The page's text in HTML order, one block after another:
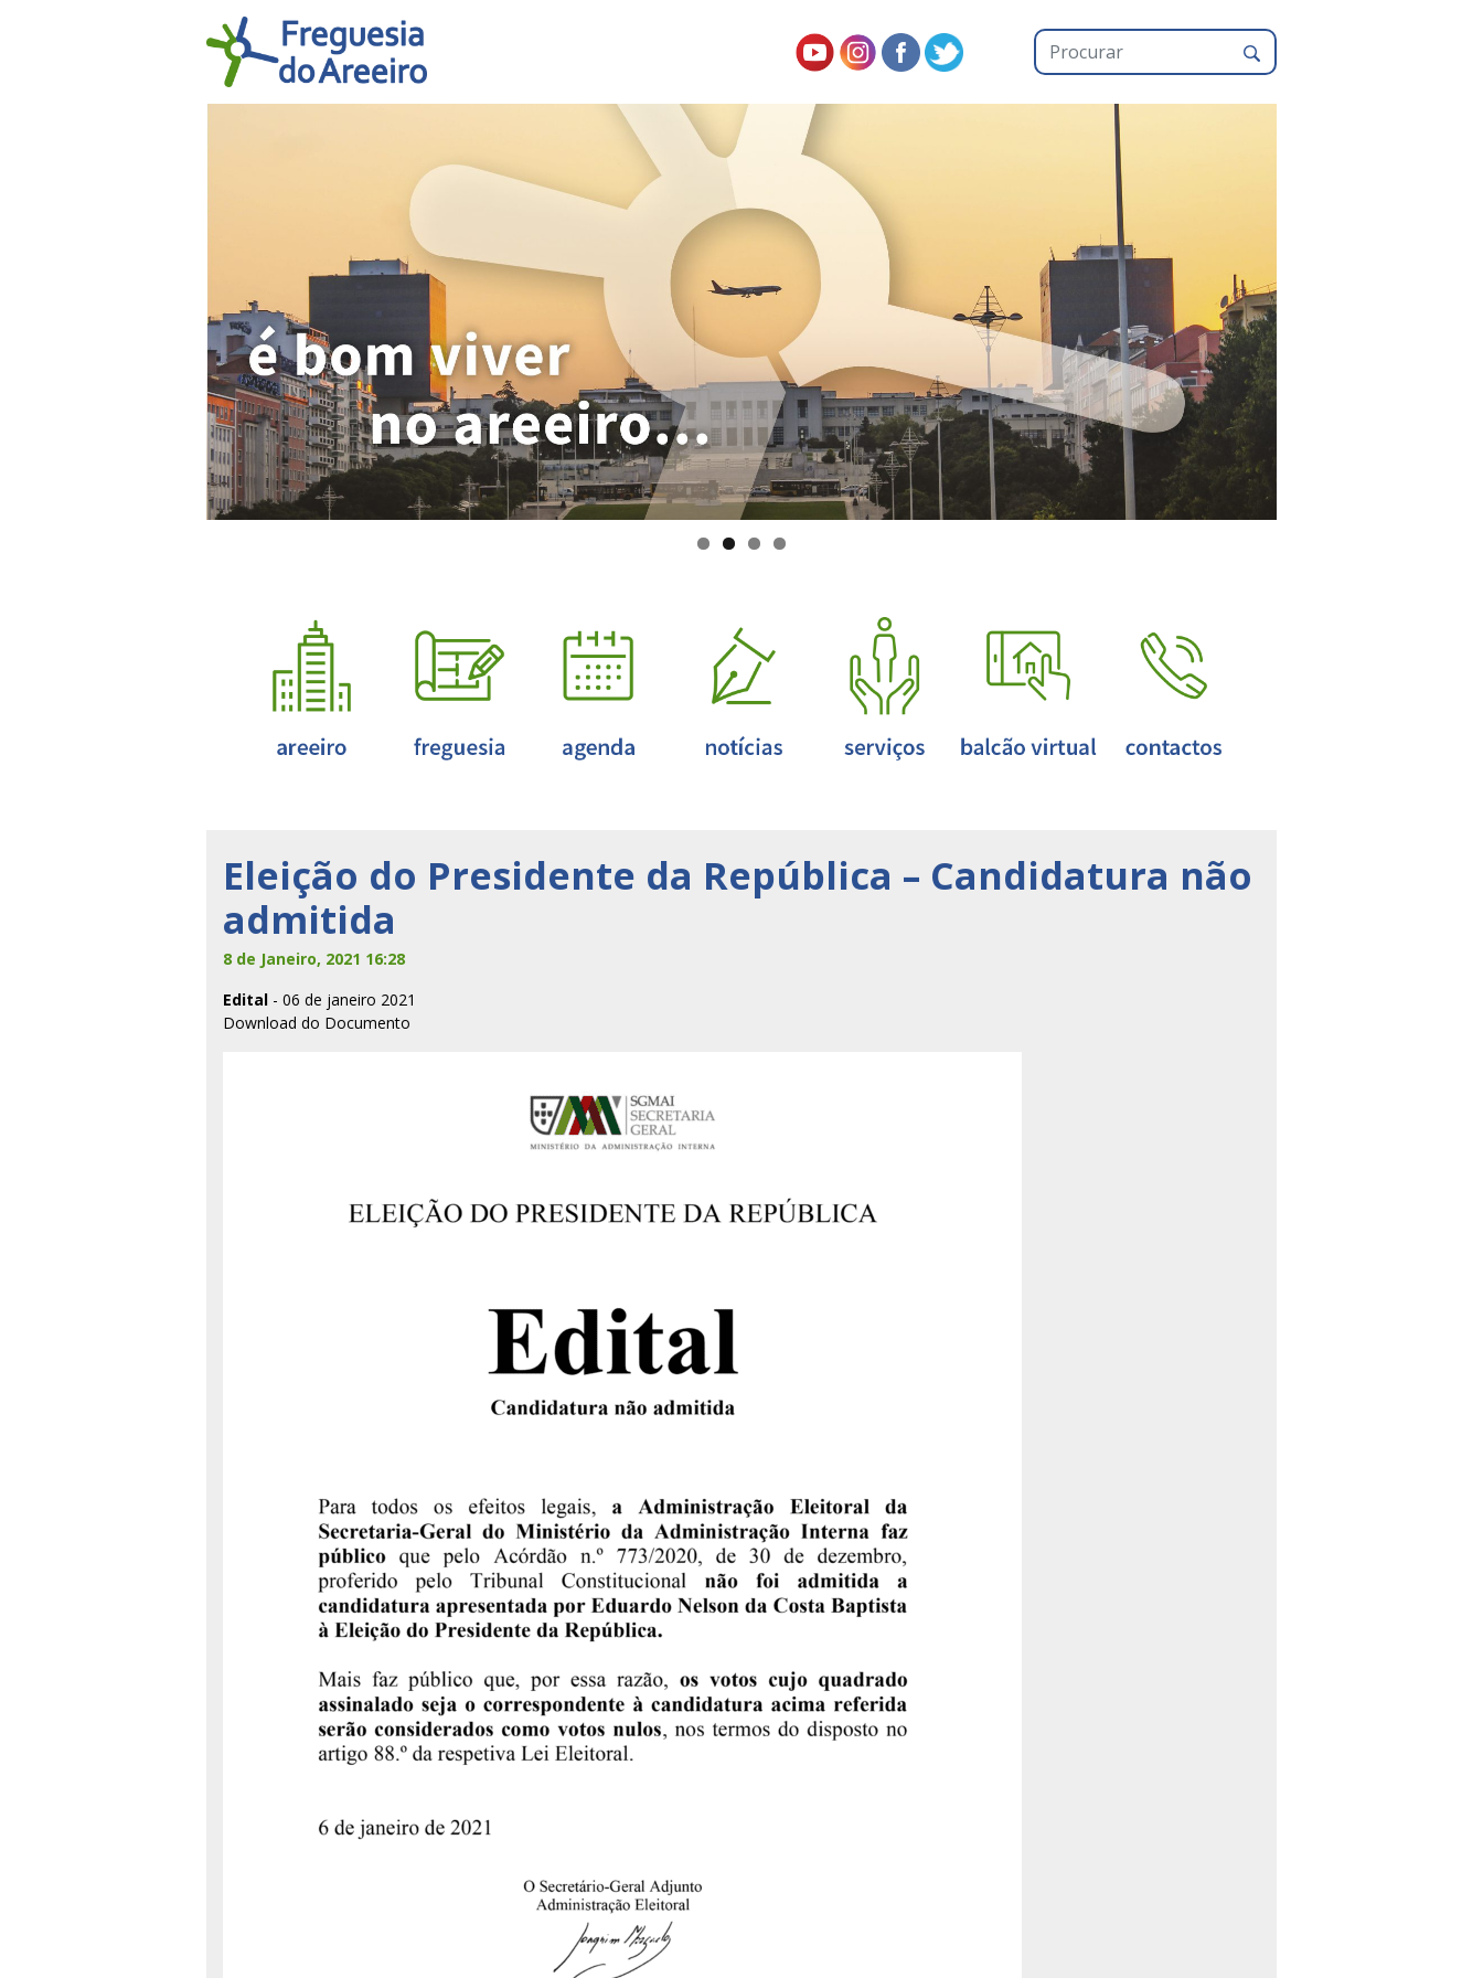
Eleição do Presidente da República – Candidatura não
admitida
8 de Janeiro, 2021 16:28
Edital - 06 de janeiro 2021
Download do Documento